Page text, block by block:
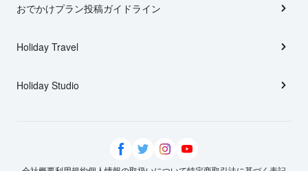
おでかけプラン投稿ガイドライン
Holiday Travel
Holiday Studio